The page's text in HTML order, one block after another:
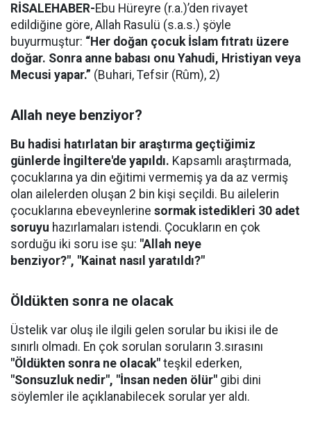
RİSALEHABER-Ebu Hüreyre (r.a.)’den rivayet
edildiğine göre, Allah Rasulü (s.a.s.) şöyle
buyurmuştur: “Her doğan çocuk İslam fıtratı üzere
doğar. Sonra anne babası onu Yahudi, Hristiyan veya
Mecusi yapar.” (Buhari, Tefsir (Rûm), 2)
Allah neye benziyor?
Bu hadisi hatırlatan bir araştırma geçtiğimiz
günlerde İngiltere'de yapıldı. Kapsamlı araştırmada,
çocuklarına ya din eğitimi vermemiş ya da az vermiş
olan ailelerden oluşan 2 bin kişi seçildi. Bu ailelerin
çocuklarına ebeveynlerine sormak istedikleri 30 adet
soruyu hazırlamaları istendi. Çocukların en çok
sorduğu iki soru ise şu: "Allah neye
benziyor?", "Kainat nasıl yaratıldı?"
Öldükten sonra ne olacak
Üstelik var oluş ile ilgili gelen sorular bu ikisi ile de
sınırlı olmadı. En çok sorulan soruların 3.sırasını
"Öldükten sonra ne olacak" teşkil ederken,
"Sonsuzluk nedir", "İnsan neden ölür" gibi dini
söylemler ile açıklanabilecek sorular yer aldı.